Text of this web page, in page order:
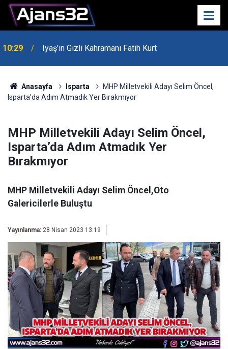
00:52 Isparta'da Asker Eğlencesinde Kavga Çıktı
Anasayfa Isparta
MHP Milletvekili Adayı Selim Öncel,
Isparta’da Adım Atmadık Yer Bırakmıyor
MHP Milletvekili Adayı Selim Öncel,
Isparta’da Adım Atmadık Yer
Bırakmıyor
MHP Milletvekili Adayı Selim Öncel,Oto
Galericilerle Buluştu
Yayınlanma: 28 Nisan 2023 13:19